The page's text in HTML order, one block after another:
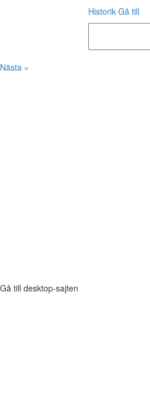
Historik Gå till
Nästa »
Gå till desktop-sajten